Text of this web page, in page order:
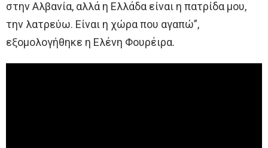
στην Αλβανία, αλλά η Ελλάδα είναι η πατρίδα μου,
την λατρεύω. Είναι η χώρα που αγαπώ”,
εξομολογήθηκε η Ελένη Φουρέιρα.